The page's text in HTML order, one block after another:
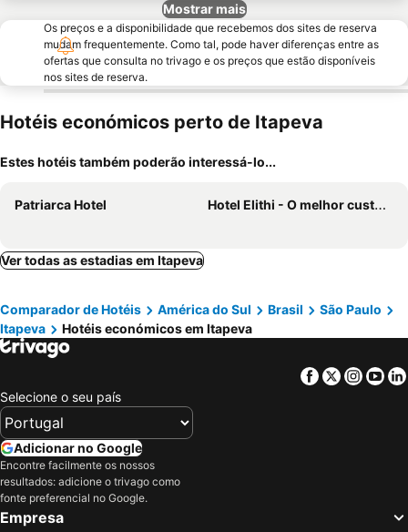
Mostrar mais
Os preços e a disponibilidade que recebemos dos sites de reserva
mudam frequentemente. Como tal, pode haver diferenças entre as
ofertas que consulta no trivago e os preços que estão disponíveis
nos sites de reserva.
Hotéis económicos perto de Itapeva
Estes hotéis também poderão interessá-lo...
Patriarca Hotel Hotel Elithi - O melhor custo benefício
Ver todas as estadias em Itapeva
Comparador de Hotéis América do Sul Brasil
São Paulo
Itapeva
Hotéis económicos em Itapeva
Facebook
Twitter
Selecione o seu país
Adicionar no Google
Encontre facilmente os nossos
resultados: adicione o trivago como
fonte preferencial no Google.
Empresa